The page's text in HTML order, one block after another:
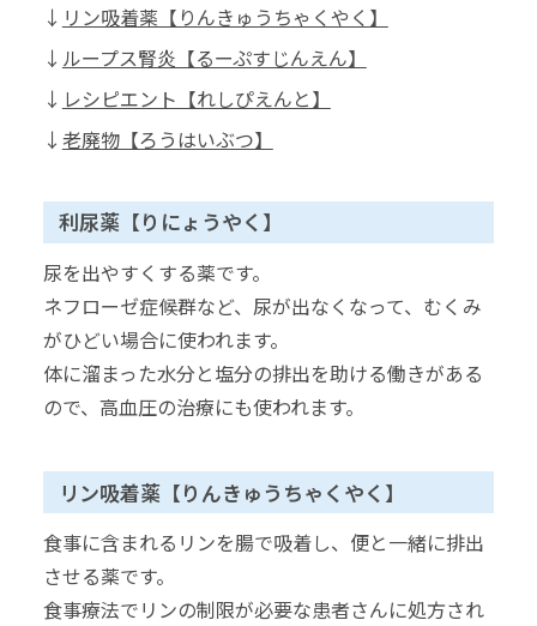
リン吸着薬【りんきゅうちゃくやく】
ループス腎炎【るーぷすじんえん】
レシピエント【れしぴえんと】
老廃物【ろうはいぶつ】
利尿薬【りにょうやく】
尿を出やすくする薬です。
ネフローゼ症候群など、尿が出なくなって、むくみ
がひどい場合に使われます。
体に溜まった水分と塩分の排出を助ける働きがある
ので、高血圧の治療にも使われます。
リン吸着薬【りんきゅうちゃくやく】
食事に含まれるリンを腸で吸着し、便と一緒に排出
させる薬です。
食事療法でリンの制限が必要な患者さんに処方され